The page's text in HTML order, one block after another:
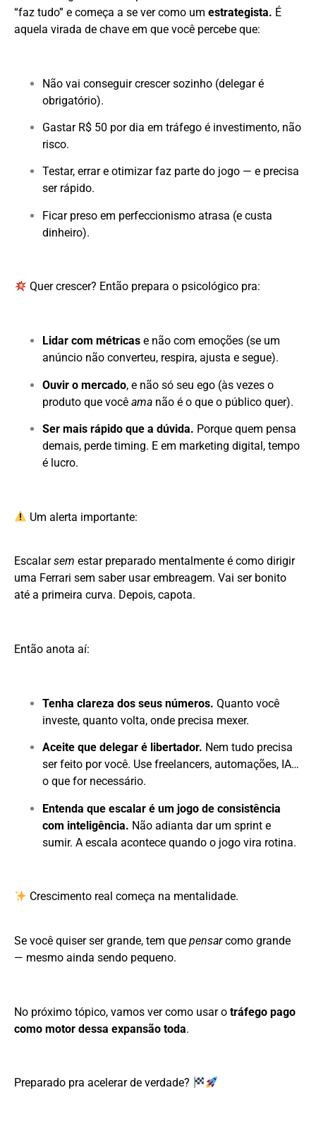
“faz tudo” e começa a se ver como um estrategista. É
aquela virada de chave em que você percebe que:
Não vai conseguir crescer sozinho (delegar é
obrigatório).
Gastar R$ 50 por dia em tráfego é investimento, não
risco.
Testar, errar e otimizar faz parte do jogo — e precisa
ser rápido.
Ficar preso em perfeccionismo atrasa (e custa
dinheiro).
Quer crescer? Então prepara o psicológico pra:
Lidar com métricas e não com emoções (se um
anúncio não converteu, respira, ajusta e segue).
Ouvir o mercado, e não só seu ego (às vezes o
produto que você ama não é o que o público quer).
Ser mais rápido que a dúvida. Porque quem pensa
demais, perde timing. E em marketing digital, tempo
é lucro.
Um alerta importante:
Escalarsem estar preparado mentalmente é como dirigir
uma Ferrari sem saber usar embreagem. Vai ser bonito
até a primeira curva. Depois, capota.
Então anota aí:
Tenha clareza dos seus números. Quanto você
investe, quanto volta, onde precisa mexer.
Aceite que delegar é libertador. Nem tudo precisa
ser feito por você. Use freelancers, automações, IA…
o que for necessário.
Entenda que escalar é um jogo de consistência
com inteligência. Não adianta dar um sprint e
sumir. A escala acontece quando o jogo vira rotina.
Crescimento real começa na mentalidade.
Se você quiser ser grande, tem que pensarcomo grande
— mesmo ainda sendo pequeno.
No próximo tópico, vamos ver como usar o tráfego pago
como motor dessa expansão toda.
Preparado pra acelerar de verdade?